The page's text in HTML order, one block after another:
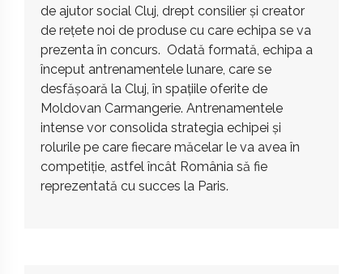
de ajutor social Cluj, drept consilier și creator
de rețete noi de produse cu care echipa se va
prezenta în concurs. Odată formată, echipa a
început antrenamentele lunare, care se
desfășoară la Cluj, în spațiile oferite de
Moldovan Carmangerie. Antrenamentele
intense vor consolida strategia echipei și
rolurile pe care fiecare măcelar le va avea în
competiție, astfel încât România să fie
reprezentată cu succes la Paris.